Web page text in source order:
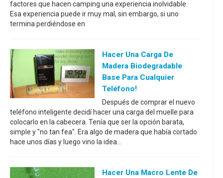
factores que hacen camping una experiencia inolvidable.
Esa experiencia puede ir muy mal, sin embargo, si uno
termina perdiéndose en
Hacer Una Carga De
Madera Biodegradable
Base Para Cualquier
Teléfono!
Después de comprar el nuevo
teléfono inteligente decidí hacer una carga del muelle para
colocarlo en la cabecera. Tenía que ser la opción barata,
simple y "no tan fea". Era algo de madera que había cortado
hace unos días y luego vino la idea...
Hacer Una Macro Lente De